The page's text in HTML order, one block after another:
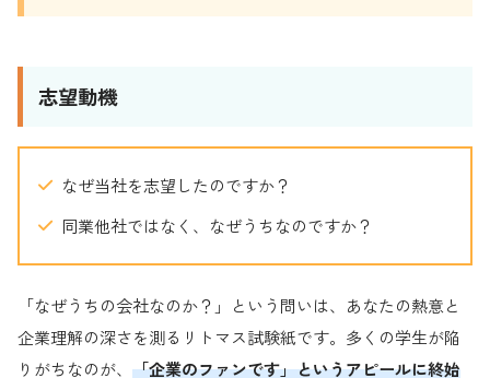
志望動機
なぜ当社を志望したのですか？
同業他社ではなく、なぜうちなのですか？
「なぜうちの会社なのか？」という問いは、あなたの熱意と
企業理解の深さを測るリトマス試験紙です。多くの学生が陥
りがちなのが、 「企業のファンです」というアピールに終始